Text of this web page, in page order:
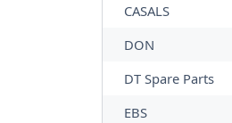
CASALS
DON
DT Spare Parts
EBS